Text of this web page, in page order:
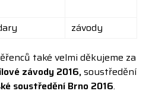
závody
také velmi děkujeme za
závody 2016,soustředění
soustředění Brno 2016.